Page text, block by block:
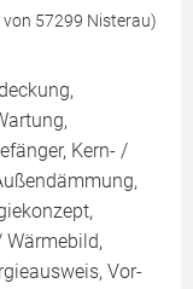
57299 Nisterau)
Kern- /
Wärmebild,
Vor-